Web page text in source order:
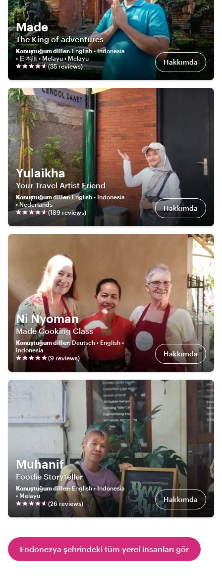
Made
The King of adventures
Konuştuğum diller:English • Indonesia
• 日本語 • Melayu • Melayu
(35reviews) Hakkımda
Yulaikha
Your Travel Artist Friend
Konuştuğum diller:English • Indonesia
• Nederlands
(189 reviews) Hakkımda
Ni Nyoman
Made Cooking Class
Konuştuğum diller:Deutsch • English •
Indonesia
(9 reviews) Hakkımda
Muhanif
Foodie Storyteller
Konuştuğum diller:English • Indonesia
• Melayu
(26reviews) Hakkımda
Endonezya şehrindeki tüm yerel insanları gör